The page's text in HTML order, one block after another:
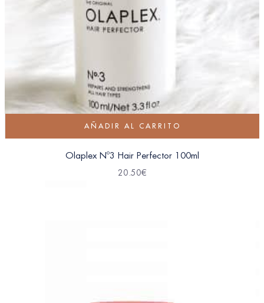
AÑADIR AL CARRITO
Olaplex Nº3 Hair Perfector 100ml
20.50€